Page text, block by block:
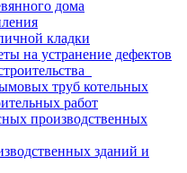
дома
кладки
на устранение дефектов
труб котельных
работ
производственных
зданий и